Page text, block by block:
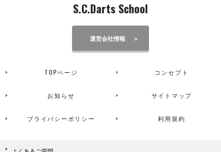
TOPページ コンセプト
お知らせ サイトマップ
プライバシーポリシー 利用規約
S.C.Darts School
運営会社情報